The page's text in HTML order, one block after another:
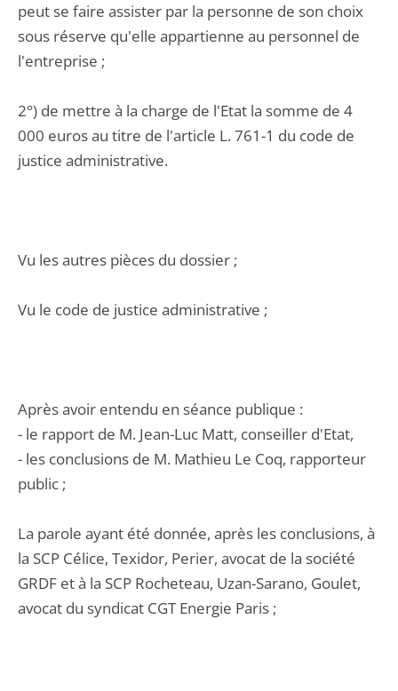
peut se faire assister par la personne de son choix
sous réserve qu'elle appartienne au personnel de
l'entreprise ;
2°) de mettre à la charge de l'Etat la somme de 4
000 euros au titre de l'article L. 761-1 du code de
justice administrative.
Vu les autres pièces du dossier ;
Vu le code de justice administrative ;
Après avoir entendu en séance publique :
- le rapport de M. Jean-Luc Matt, conseiller d'Etat,
- les conclusions de M. Mathieu Le Coq, rapporteur
public ;
La parole ayant été donnée, après les conclusions, à
la SCP Célice, Texidor, Perier, avocat de la société
GRDF et à la SCP Rocheteau, Uzan-Sarano, Goulet,
avocat du syndicat CGT Energie Paris ;